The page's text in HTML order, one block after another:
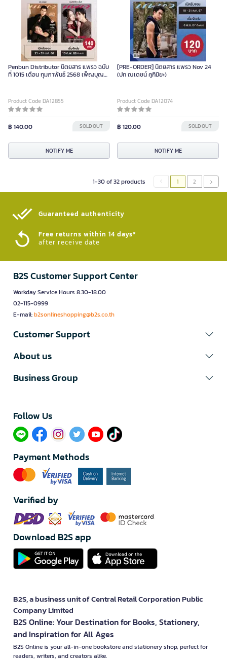
Penbun Distributor นิตยสาร แพรว ฉบับ
ที่ 1015 เดือน กุมภาพันธ์ 2568 เพ็ญบุญ
Product Code DA12855
฿ 140.00 SOLD OUT
NOTIFY ME
[PRE-ORDER] นิตยสาร แพรว Nov 24
(ปก ณเดชน์ คูกิมิยะ)
Product Code DA12074
฿ 120.00 SOLD OUT
NOTIFY ME
1-30 of 32 products 1 2
Guaranteed authenticity​
Free returns within 14 days*
after receive date
B2S Customer Support Center
Workday Service Hours 8.30-18.00
02-115-0999
E-mail:b2sonlineshopping@b2s.co.th
Customer Support
About us
Business Group
Follow Us​
Payment Methods
Verified by
Download B2S app
B2S, a business unit of Central Retail Corporation Public
Company Limited
B2S Online: Your Destination for Books, Stationery,
and Inspiration for All Ages
B2S Online is your all-in-one bookstore and stationery shop, perfect for
readers, writers, and creators alike.